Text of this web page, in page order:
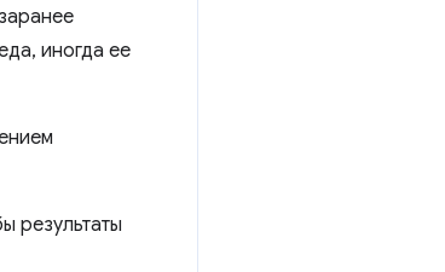
иногда ее
результаты